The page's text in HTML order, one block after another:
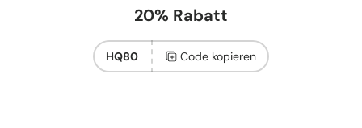
20% Rabatt
HQ80 Code kopieren